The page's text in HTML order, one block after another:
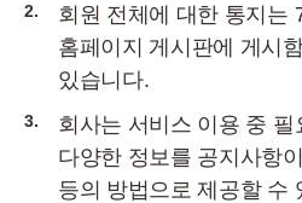
2.
회원 전체에 대한 통지는
홈페이지 게시판에 게시
있습니다.
3.
회사는 서비스 이용 중
다양한 정보를 공지사항
등의 방법으로 제공할 수